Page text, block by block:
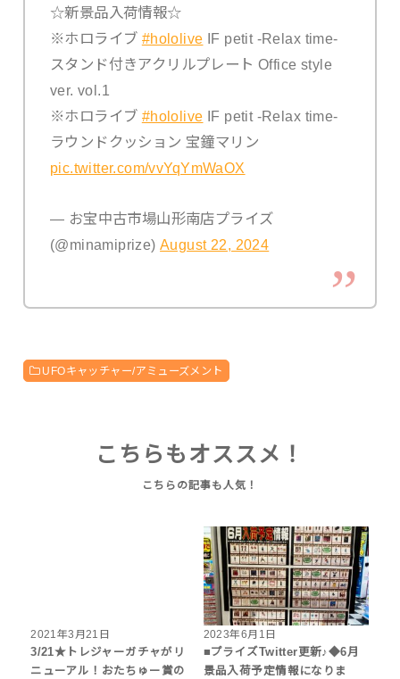
☆新景品入荷情報☆
※ホロライブ #hololive IF petit -Relax time-
スタンド付きアクリルプレート Office style
ver. vol.1
※ホロライブ #hololive IF petit -Relax time-
ラウンドクッション 宝鐘マリン
pic.twitter.com/vvYqYmWaOX
— お宝中古市場山形南店プライズ
(@minamiprize)August 22, 2024
UFOキャッチャー/アミューズメント
こちらもオススメ！
2021年3月21日
3/21★トレジャーガチャがリ
ニューアル！おたちゅー賞の
2023年6月1日
■プライズTwitter更新♪◆6月
景品入荷予定情報になりま